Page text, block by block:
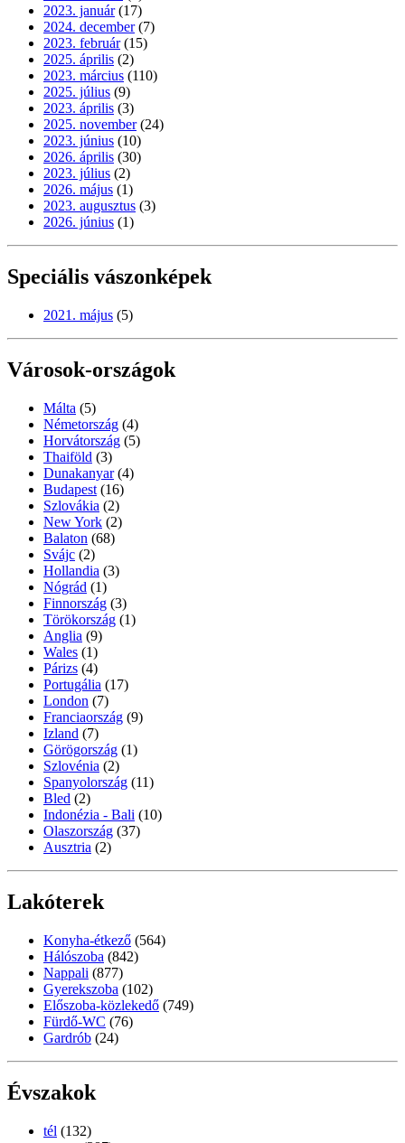
2023. január (17)
2024. december (7)
2023. február (15)
2025. április (2)
2023. március (110)
2025. július (9)
2023. április (3)
2025. november (24)
2023. június (10)
2026. április (30)
2023. július (2)
2026. május (1)
2023. augusztus (3)
2026. június (1)
Speciális vászonképek
2021. május (5)
Városok-országok
Málta (5)
Németország (4)
Horvátország (5)
Thaiföld (3)
Dunakanyar (4)
Budapest (16)
Szlovákia (2)
New York (2)
Balaton (68)
Svájc (2)
Hollandia (3)
Nógrád (1)
Finnország (3)
Törökország (1)
Anglia (9)
Wales (1)
Párizs (4)
Portugália (17)
London (7)
Franciaország (9)
Izland (7)
Görögország (1)
Szlovénia (2)
Spanyolország (11)
Bled (2)
Indonézia - Bali (10)
Olaszország (37)
Ausztria (2)
Lakóterek
Konyha-étkező (564)
Hálószoba (842)
Nappali (877)
Gyerekszoba (102)
Előszoba-közlekedő (749)
Fürdő-WC (76)
Gardrób (24)
Évszakok
tél (132)